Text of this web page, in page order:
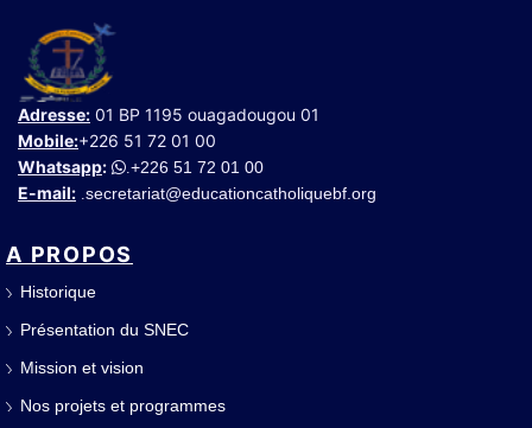
Adresse: 01 BP 1195 ouagadougou 01
Mobile:+226 51 72 01 00
Whatsapp: +226 51 72 01 00
E-mail: secretariat@educationcatholiquebf.org
A PROPOS
Historique
Présentation du SNEC
Mission et vision
Nos projets et programmes